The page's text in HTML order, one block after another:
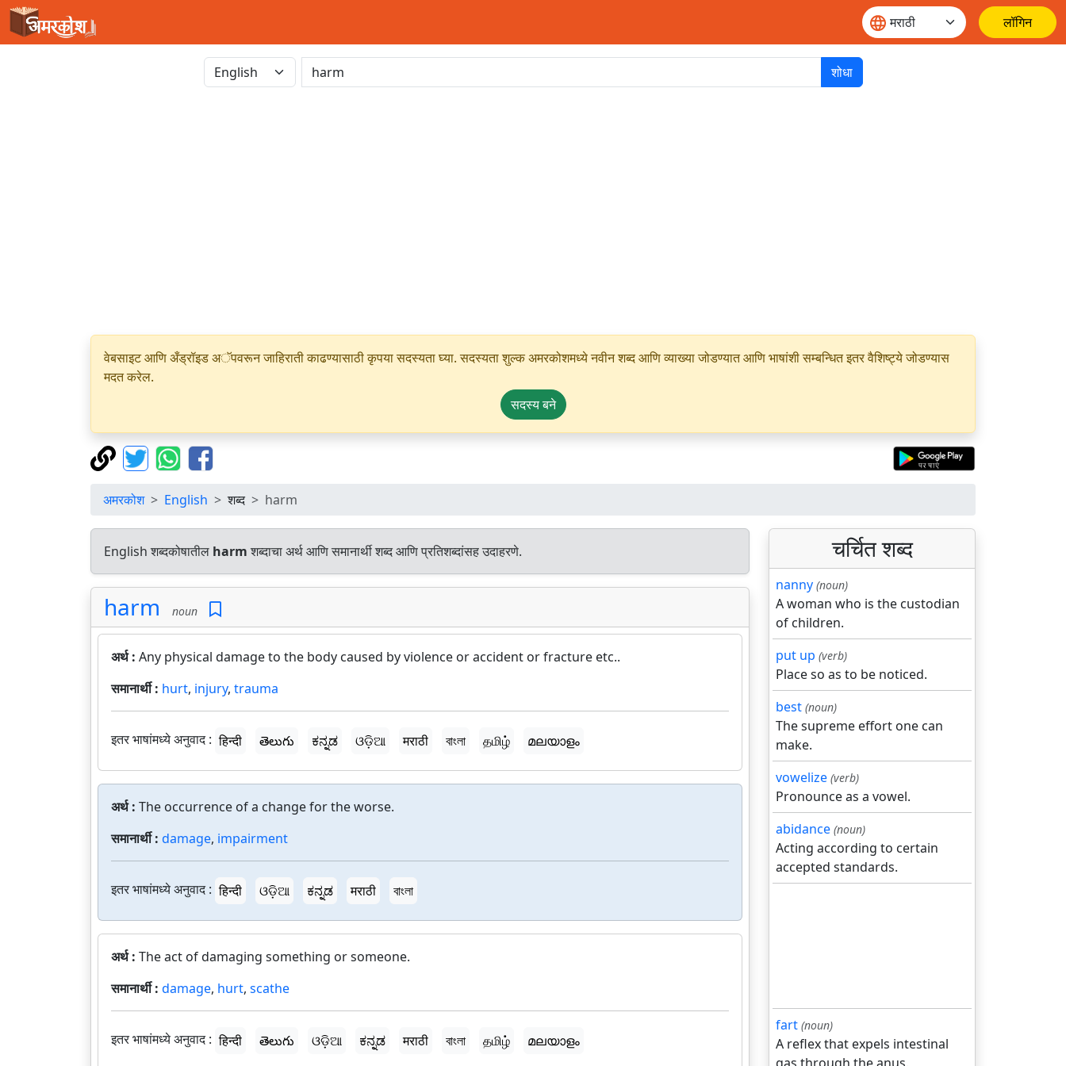
लॉगिन
शोधा
वेबसाइट आणि अँड्रॉइड अॅपवरून जाहिराती काढण्यासाठी कृपया सदस्यता घ्या. सदस्यता शुल्क अमरकोशमध्ये नवीन शब्द आणि व्याख्या जोडण्यात आणि भाषांशी सम्बन्धित इतर वैशिष्ट्ये जोडण्यास
मदत करेल.
सदस्य बने
अमरकोश English शब्द harm
English शब्दकोषातील harmशब्दाचा अर्थ आणि समानार्थी शब्द आणि प्रतिशब्दांसह उदाहरणे.
harm noun
अर्थ : Any physical damage to the body caused by violence or accident or fracture etc..
समानार्थी : hurt, injury, trauma
इतर भाषांमध्ये अनुवाद : हिन्दी తెలుగు ಕನ್ನಡ ଓଡ଼ିଆ मराठी বাংলা தமிழ் മലയാളം
अर्थ : The occurrence of a change for the worse.
समानार्थी : damage, impairment
इतर भाषांमध्ये अनुवाद : हिन्दी ଓଡ଼ିଆ ಕನ್ನಡ मराठी বাংলা
अर्थ : The act of damaging something or someone.
समानार्थी : damage, hurt, scathe
इतर भाषांमध्ये अनुवाद : हिन्दी తెలుగు ଓଡ଼ିଆ ಕನ್ನಡ मराठी বাংলা தமிழ் മലയാളം
चर्चित शब्द
nanny (noun)
A woman who is the custodian
of children.
put up (verb)
Place so as to be noticed.
best (noun)
The supreme effort one can
make.
vowelize (verb)
Pronounce as a vowel.
abidance (noun)
Acting according to certain
accepted standards.
fart (noun)
A reflex that expels intestinal